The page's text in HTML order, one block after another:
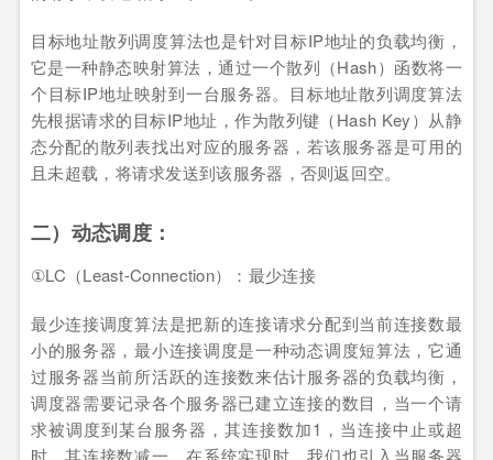
目标地址散列调度算法也是针对目标IP地址的负载均衡，
它是一种静态映射算法，通过一个散列（Hash）函数将一
个目标IP地址映射到一台服务器。目标地址散列调度算法
先根据请求的目标IP地址，作为散列键（Hash Key）从静
态分配的散列表找出对应的服务器，若该服务器是可用的
且未超载，将请求发送到该服务器，否则返回空。
二）动态调度：
①LC（Least-Connection）：最少连接
最少连接调度算法是把新的连接请求分配到当前连接数最
小的服务器，最小连接调度是一种动态调度短算法，它通
过服务器当前所活跃的连接数来估计服务器的负载均衡，
调度器需要记录各个服务器已建立连接的数目，当一个请
求被调度到某台服务器，其连接数加1，当连接中止或超
时，其连接数减一，在系统实现时，我们也引入当服务器